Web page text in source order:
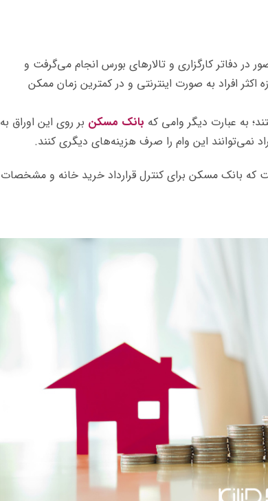
دفاتر کارگزاری و تالارهای بورس انجام می‌گرفت و
اکثر افراد به صورت اینترنتی و در کمترین زمان ممکن
به عبارت دیگر وامی که بانک مسکن بر روی این اوراق به
نمی‌توانند این وام را صرف هزینه‌های دیگری کنند.
بانک مسکن برای کنترل قرارداد خرید خانه و مشخصات